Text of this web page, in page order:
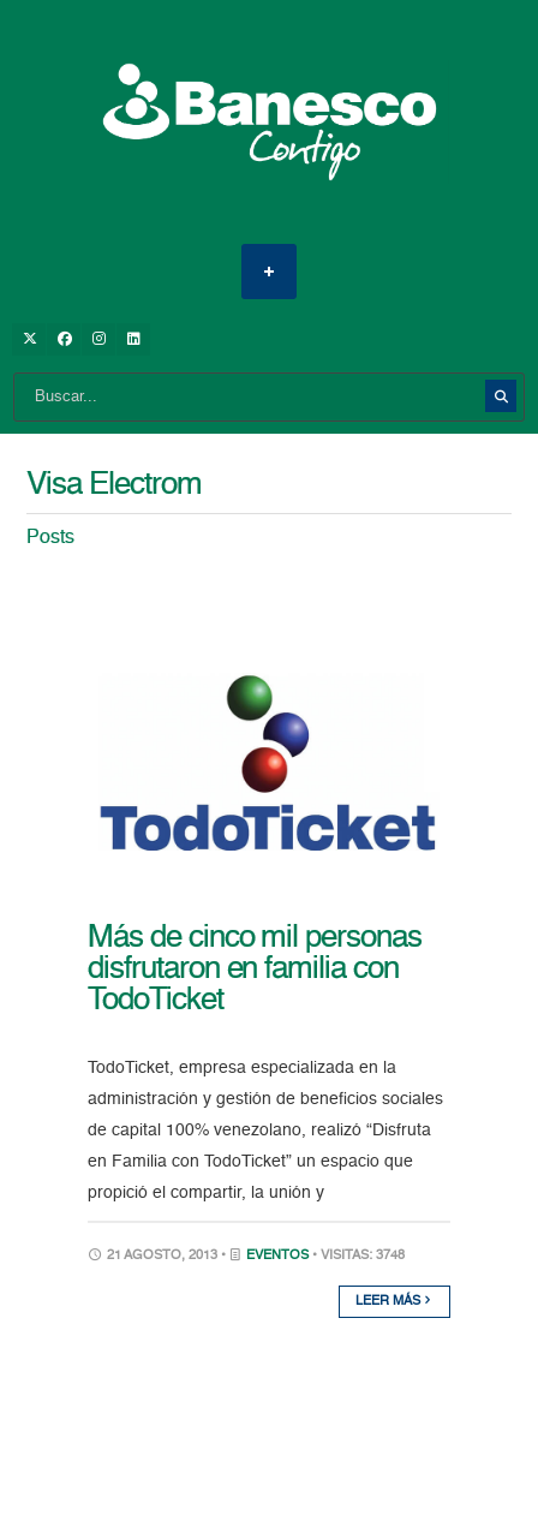
Visa Electrom
Posts
Más de cinco mil personas
disfrutaron en familia con
TodoTicket
TodoTicket, empresa especializada en la
administración y gestión de beneficios sociales
de capital 100% venezolano, realizó “Disfruta
en Familia con TodoTicket” un espacio que
propició el compartir, la unión y
21 AGOSTO, 2013 • EVENTOS • VISITAS: 3748
LEER MÁS